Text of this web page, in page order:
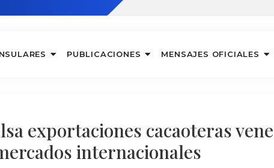
PUBLICACIONES MENSAJES OFICIALES
exportaciones cacaoteras
internacionales